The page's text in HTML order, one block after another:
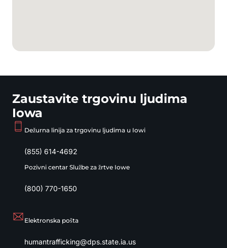
Zaustavite trgovinu ljudima
Iowa
Dežurna linija za trgovinu ljudima u Iowi
(855) 614-4692
Pozivni centar Službe za žrtve Iowe
(800) 770-1650
Elektronska pošta
humantrafficking@dps.state.ia.us